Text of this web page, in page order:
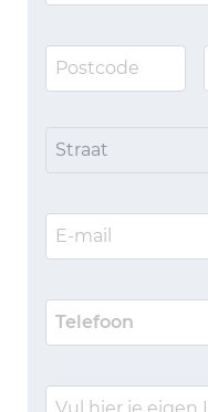
Straat